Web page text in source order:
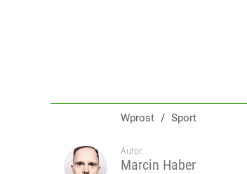
Wprost / Sport
Autor:
Marcin Haber